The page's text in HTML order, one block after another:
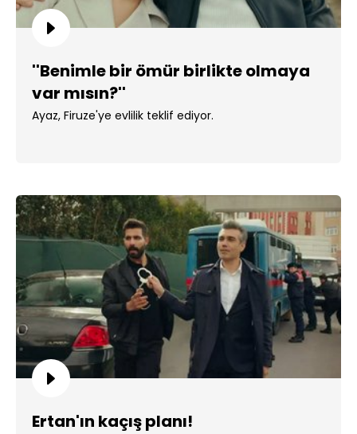
''Benimle bir ömür birlikte olmaya
var mısın?''
Ayaz, Firuze'ye evlilik teklif ediyor.
Ertan'ın kaçış planı!